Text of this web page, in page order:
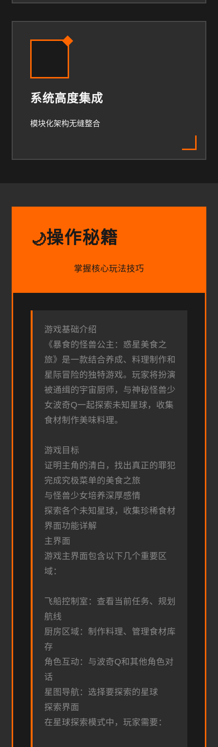
系统高度集成
模块化架构无缝整合
🌙操作秘籍
掌握核心玩法技巧
游戏基础介绍
《暴食的怪兽公主：惑星美食之
旅》是一款结合养成、料理制作和
星际冒险的独特游戏。玩家将扮演
被通缉的宇宙厨师，与神秘怪兽少
女波奇Q一起探索未知星球，收集
食材制作美味料理。
游戏目标
证明主角的清白，找出真正的罪犯
完成究极菜单的美食之旅
与怪兽少女培养深厚感情
探索各个未知星球，收集珍稀食材
界面功能详解
主界面
游戏主界面包含以下几个重要区
域：
飞船控制室：查看当前任务、规划
航线
厨房区域：制作料理、管理食材库
存
角色互动：与波奇Q和其他角色对
话
星图导航：选择要探索的星球
探索界面
在星球探索模式中，玩家需要：